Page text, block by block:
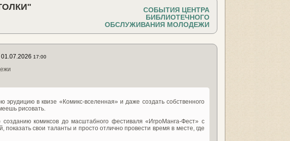
СОБЫТИЯ ЦЕНТРА
БИБЛИОТЕЧНОГО
ОБСЛУЖИВАНИЯ МОЛОДЕЖИ
01.07.2026 17:00
в квизе «Комикс-вселенная» и даже создать собственного
рисовать.
комиксов до масштабного фестиваля «ИгроМанга-Фест» с
свои таланты и просто отлично провести время в месте, где